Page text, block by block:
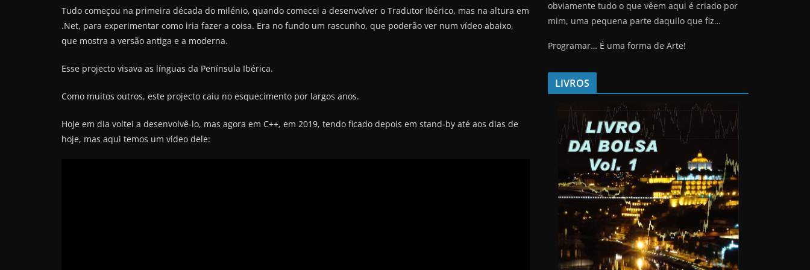
Tudo começou na primeira década do milénio, quando comecei a desenvolver o Tradutor Ibérico, mas na altura em
.Net, para experimentar como iria fazer a coisa. Era no fundo um rascunho, que poderão ver num vídeo abaixo,
que mostra a versão antiga e a moderna.
Esse projecto visava as línguas da Península Ibérica.
Como muitos outros, este projecto caiu no esquecimento por largos anos.
Hoje em dia voltei a desenvolvê-lo, mas agora em C++, em 2019, tendo ficado depois em stand-by até aos dias de
hoje, mas aqui temos um vídeo dele:
obviamente tudo o que vêem aqui é criado por
mim, uma pequena parte daquilo que fiz…
Programar… É uma forma de Arte!
LIVROS